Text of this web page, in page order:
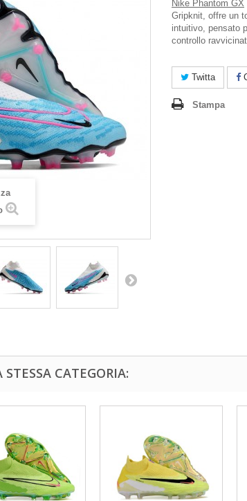
Nike Phantom GX
Gripknit, offre un
intuitivo, pensato
controllo
Twitta
Stampa
CATEGORIA: